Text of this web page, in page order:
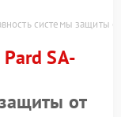
системы защиты
Pard SA-
от